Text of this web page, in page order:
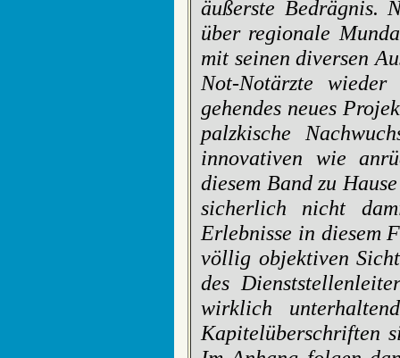
äußerste Bedrägnis.
über regionale
mit seinen diversen
Not-Notärzte
gehendes neues
palzkische
innovativen wie
diesem Band zu
sicherlich nicht
Erlebnisse in diesem
völlig objektiven
des
wirklich
Kapitelüberschriften